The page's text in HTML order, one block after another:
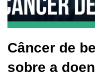
Câncer de
sobre a